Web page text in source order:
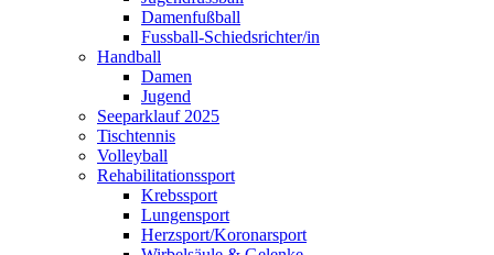
Damenfußball
Fussball-Schiedsrichter/in
Handball
Damen
Jugend
Seeparklauf 2025
Tischtennis
Volleyball
Rehabilitationssport
Krebssport
Lungensport
Herzsport/Koronarsport